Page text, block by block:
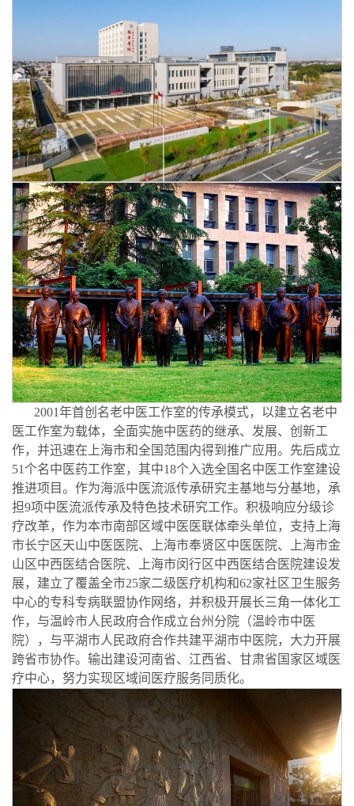
2001年首创名老中医工作室的传承模式，以建立名老中
医工作室为载体，全面实施中医药的继承、发展、创新工
作，并迅速在上海市和全国范围内得到推广应用。先后成立
51个名中医药工作室，其中18个入选全国名中医工作室建设
推进项目。作为海派中医流派传承研究主基地与分基地，承
担9项中医流派传承及特色技术研究工作。积极响应分级诊
疗改革，作为本市南部区域中医医联体牵头单位，支持上海
市长宁区天山中医医院、上海市奉贤区中医医院、上海市金
山区中西医结合医院、上海市闵行区中西医结合医院建设发
展，建立了覆盖全市25家二级医疗机构和62家社区卫生服务
中心的专科专病联盟协作网络，并积极开展长三角一体化工
作，与温岭市人民政府合作成立台州分院（温岭市中医
院），与平湖市人民政府合作共建平湖市中医院，大力开展
跨省市协作。输出建设河南省、江西省、甘肃省国家区域医
疗中心，努力实现区域间医疗服务同质化。